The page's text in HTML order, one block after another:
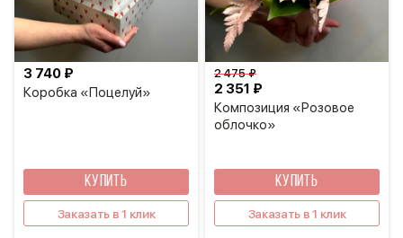
Коробка «Поцелуй»
3 740 ₽
КУПИТЬ
Заказать в 1 клик
Композиция «Розовое
облочко»
2 351 ₽
2 475 ₽
КУПИТЬ
Заказать в 1 клик